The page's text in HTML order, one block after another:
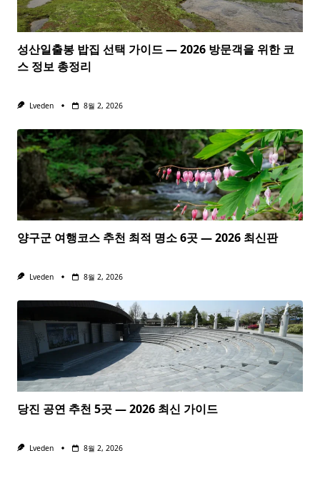
성산일출봉 밥집 선택 가이드 — 2026 방문객을 위한 코
스 정보 총정리
Lveden 8월 2, 2026
양구군 여행코스 추천 최적 명소 6곳 — 2026 최신판
Lveden 8월 2, 2026
당진 공연 추천 5곳 — 2026 최신 가이드
Lveden 8월 2, 2026